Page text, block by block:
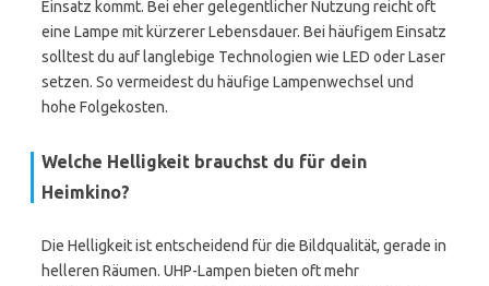
Einsatz kommt. Bei eher gelegentlicher Nutzung reicht oft
eine Lampe mit kürzerer Lebensdauer. Bei häufigem Einsatz
solltest du auf langlebige Technologien wie LED oder Laser
setzen. So vermeidest du häufige Lampenwechsel und
hohe Folgekosten.
Welche Helligkeit brauchst du für dein
Heimkino?
Die Helligkeit ist entscheidend für die Bildqualität, gerade in
helleren Räumen. UHP-Lampen bieten oft mehr